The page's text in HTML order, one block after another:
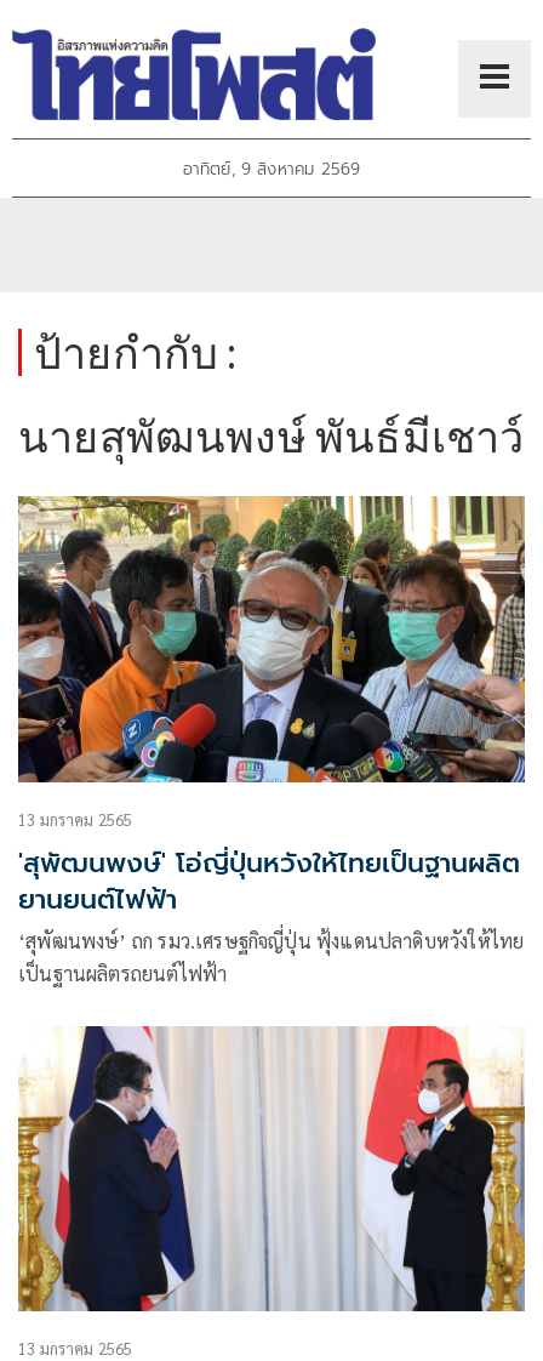
อาทิตย์, 9 สิงหาคม 2569
ป้ายกำกับ :
นายสุพัฒนพงษ์ พันธ์มีเชาว์
13 มกราคม 2565
'สุพัฒนพงษ์' โอ่ญี่ปุ่นหวังให้ไทยเป็นฐานผลิต
ยานยนต์ไฟฟ้า
‘สุพัฒนพงษ์’ ถก รมว.เศรษฐกิจญี่ปุ่น ฟุ้งแดนปลาดิบหวังให้ไทย
เป็นฐานผลิตรถยนต์ไฟฟ้า
13 มกราคม 2565